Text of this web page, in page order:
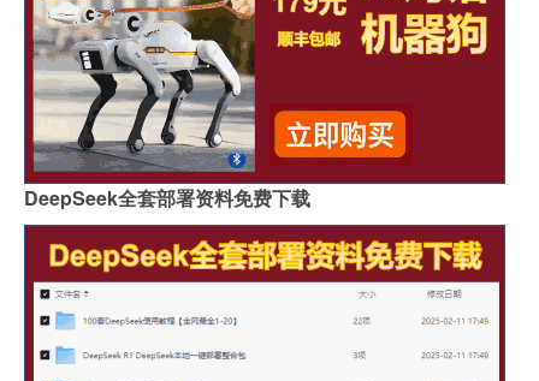
DeepSeek全套部署资料免费下载